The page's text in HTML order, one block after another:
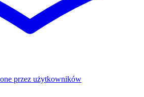
przez użytkowników